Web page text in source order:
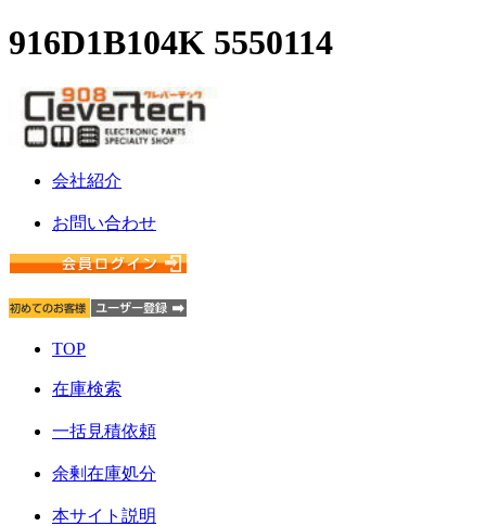
916D1B104K 5550114
会社紹介
お問い合わせ
TOP
在庫検索
一括見積依頼
余剰在庫処分
本サイト説明